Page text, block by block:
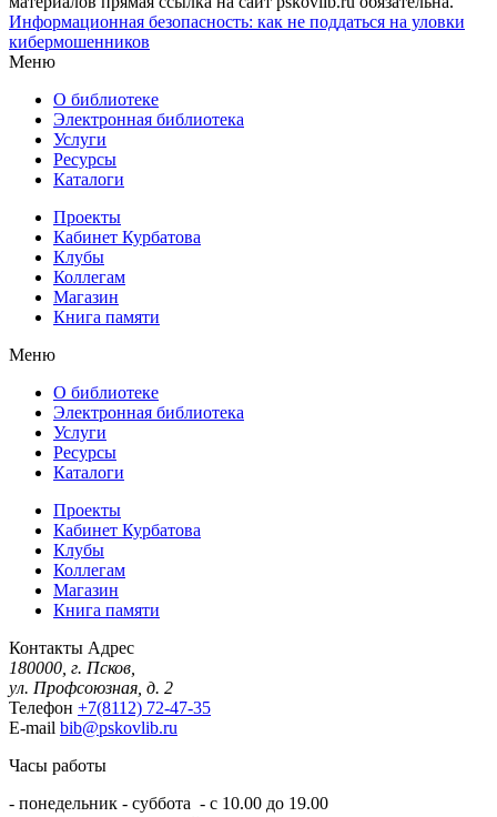
Информационная безопасность: как не поддаться на уловки
кибермошенников
Меню
О библиотеке
Электронная библиотека
Услуги
Ресурсы
Каталоги
Проекты
Кабинет Курбатова
Клубы
Коллегам
Магазин
Книга памяти
Меню
О библиотеке
Электронная библиотека
Услуги
Ресурсы
Каталоги
Проекты
Кабинет Курбатова
Клубы
Коллегам
Магазин
Книга памяти
Контакты Адрес
180000, г. Псков,
ул. Профсоюзная, д. 2
Телефон +7(8112) 72-47-35
E-mail bib@pskovlib.ru
Часы работы
- понедельник - суббота - с 10.00 до 19.00